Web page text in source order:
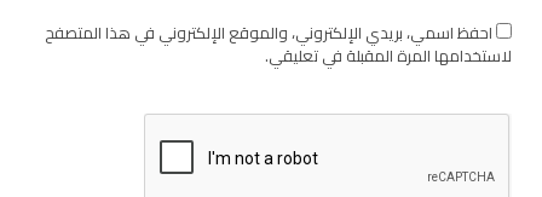
احفظ اسمي، بريدي الإلكتروني، والموقع الإلكتروني في هذا المتصفح
لاستخدامها المرة المقبلة في تعليقي.